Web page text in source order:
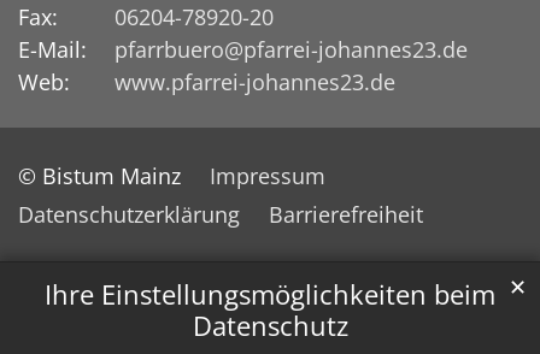
Ihre Einstellungsmöglichkeiten beim
Datenschutz
✕
Fax:
06204-78920-20
E-Mail:
pfarrbuero@pfarrei-johannes23.de
Web:
www.pfarrei-johannes23.de
© Bistum Mainz
Impressum
Datenschutzerklärung
Barrierefreiheit